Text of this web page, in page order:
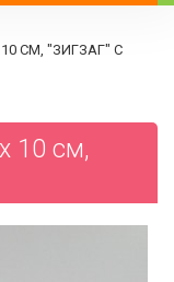
СМ, "ЗИГЗАГ" C
10 см,